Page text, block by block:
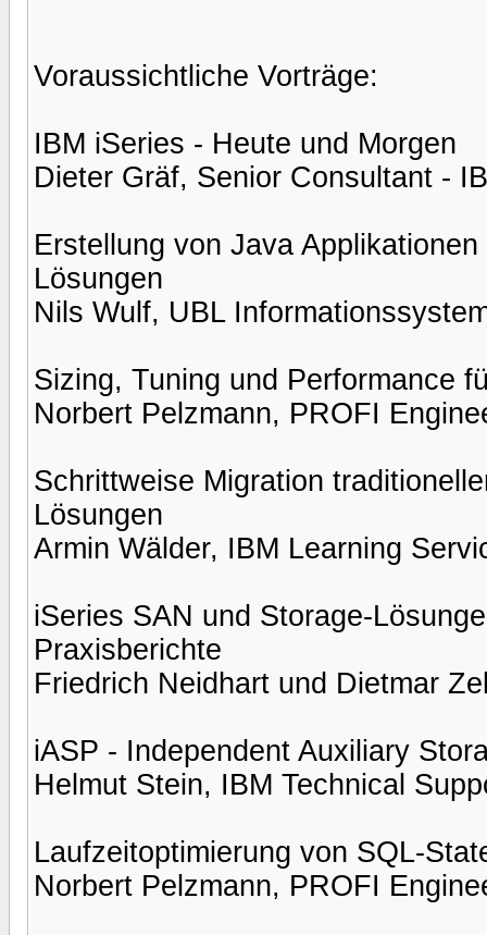
Voraussichtliche Vorträge:
IBM iSeries - Heute und Morgen
Dieter Gräf, Senior Consultant -
Erstellung von Java
Lösungen
Nils Wulf, UBL
Sizing, Tuning und Performance
Norbert Pelzmann, PROFI
Schrittweise Migration
Lösungen
Armin Wälder, IBM Learning
iSeries SAN und Storage-
Praxisberichte
Friedrich Neidhart und Dietmar
iASP - Independent Auxiliary
Helmut Stein, IBM Technical
Laufzeitoptimierung von SQL-
Norbert Pelzmann, PROFI